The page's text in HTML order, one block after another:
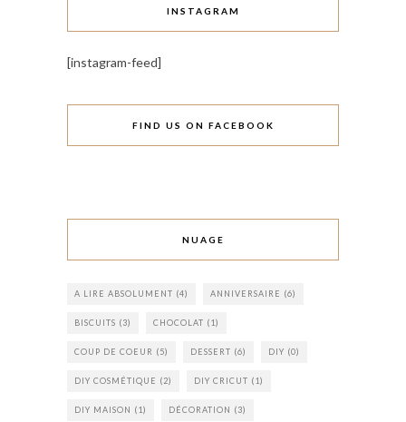
INSTAGRAM
[instagram-feed]
FIND US ON FACEBOOK
NUAGE
A LIRE ABSOLUMENT (4) ANNIVERSAIRE (6)
BISCUITS (3) CHOCOLAT (1)
COUP DE COEUR (5) DESSERT (6) DIY (0)
DIY COSMÉTIQUE (2) DIY CRICUT (1)
DIY MAISON (1) DÉCORATION (3)